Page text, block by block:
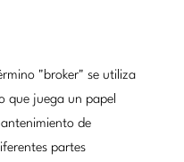
"broker" se utiliza
que juega un papel
de
partes